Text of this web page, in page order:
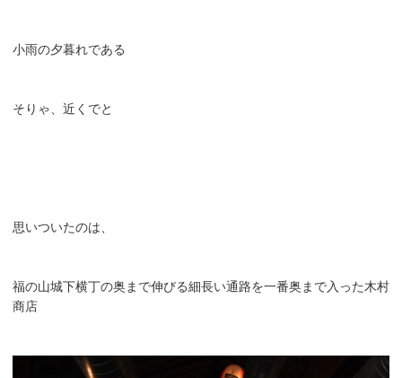
小雨の夕暮れである
そりゃ、近くでと
思いついたのは、
福の山城下横丁の奥まで伸びる細長い通路を一番奥まで入った木村
商店